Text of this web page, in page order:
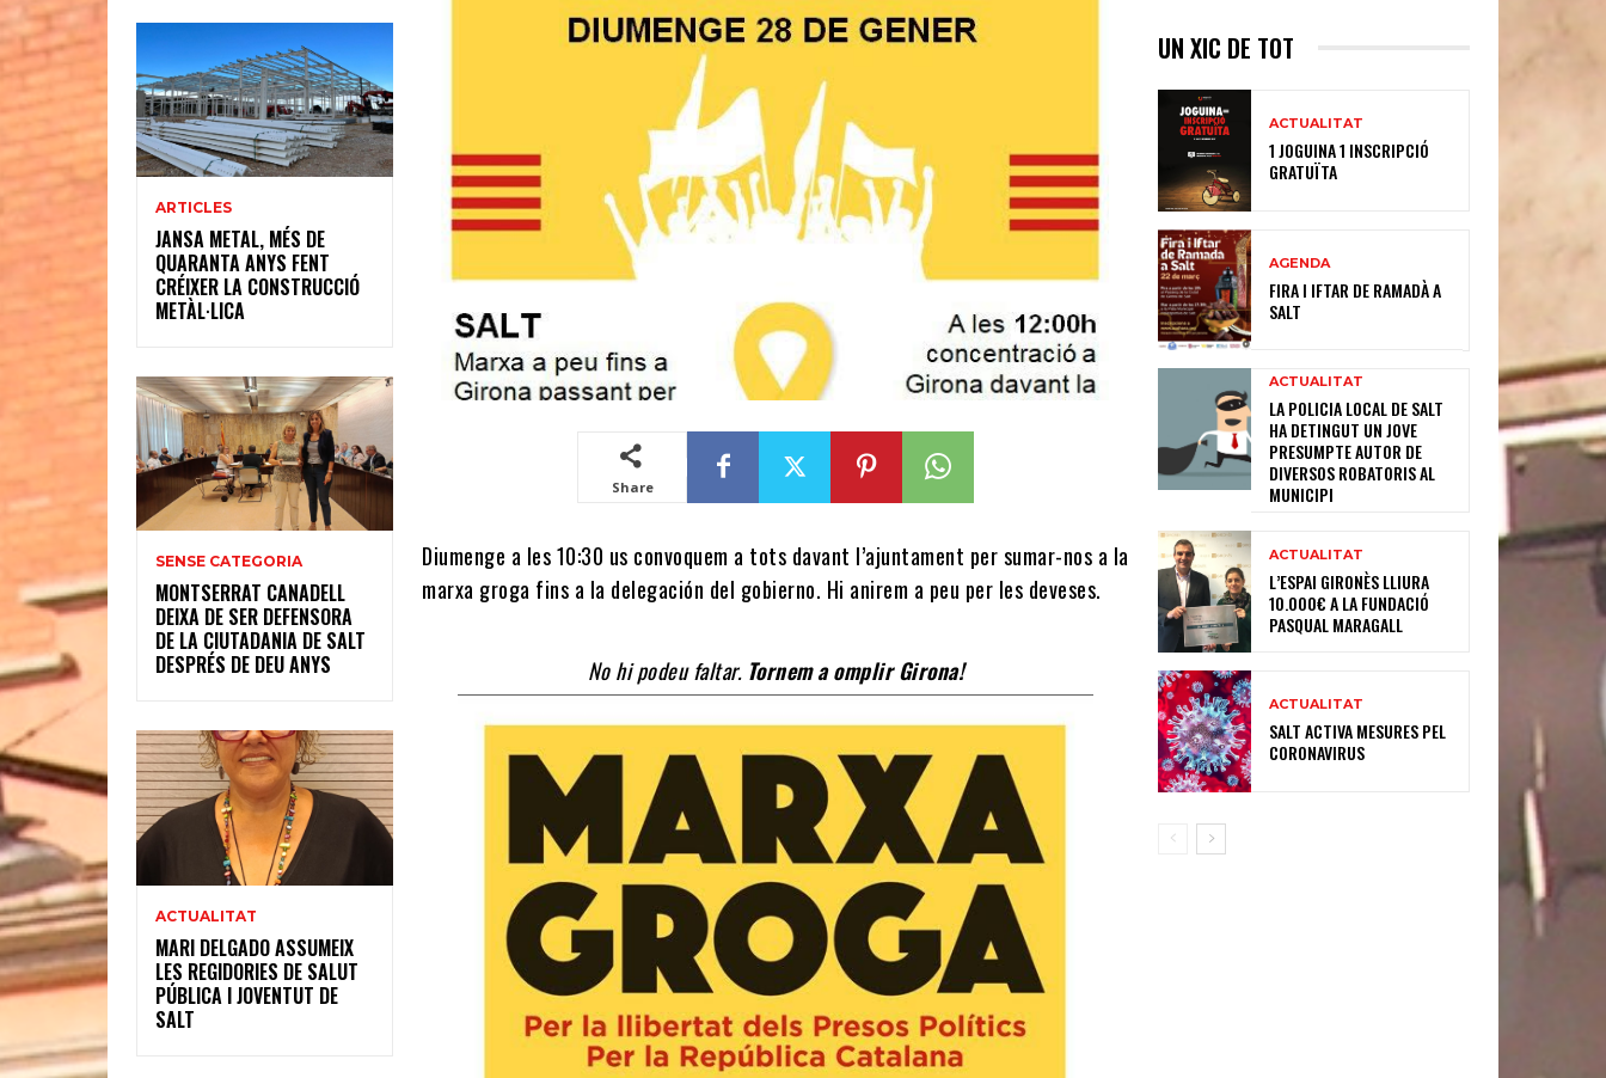
ARTICLES
JANSA METAL, MÉS DE
QUARANTA ANYS FENT
CRÉIXER LA CONSTRUCCIÓ
METÀL·LICA
SENSE CATEGORIA
MONTSERRAT CANADELL
DEIXA DE SER DEFENSORA
DE LA CIUTADANIA DE SALT
DESPRÉS DE DEU ANYS
ACTUALITAT
MARI DELGADO ASSUMEIX
LES REGIDORIES DE SALUT
PÚBLICA I JOVENTUT DE
SALT
Share
Diumenge a les 10:30 us convoquem a tots davant l’ajuntament per sumar-nos a la
marxa groga fins a la delegación del gobierno. Hi anirem a peu per les deveses.
No hi podeu faltar. Tornem a omplir Girona!
UN XIC DE TOT
ACTUALITAT
1 JOGUINA 1 INSCRIPCIÓ
GRATUÏTA
AGENDA
FIRA I IFTAR DE RAMADÀ A
SALT
ACTUALITAT
LA POLICIA LOCAL DE SALT
HA DETINGUT UN JOVE
PRESUMPTE AUTOR DE
DIVERSOS ROBATORIS AL
MUNICIPI
ACTUALITAT
L’ESPAI GIRONÈS LLIURA
10.000€ A LA FUNDACIÓ
PASQUAL MARAGALL
ACTUALITAT
SALT ACTIVA MESURES PEL
CORONAVIRUS